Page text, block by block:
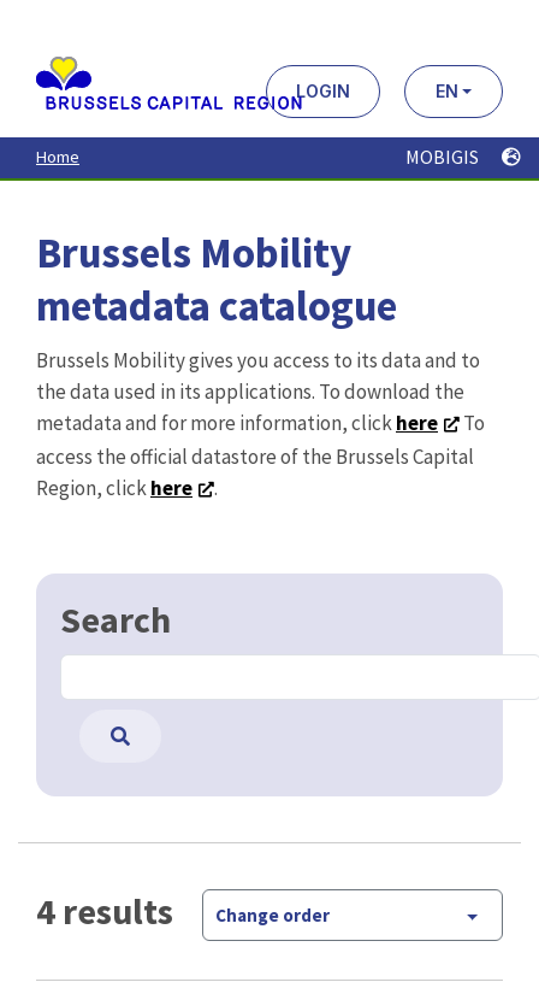
contenu
principal
LOGIN EN
Home MOBIGIS
Brussels Mobility
metadata catalogue
Brussels Mobility gives you access to its data and to
the data used in its applications. To download the
metadata and for more information, clickhere
To
access the official datastore of the Brussels Capital
Region, clickhere .
Search
4 results Change order